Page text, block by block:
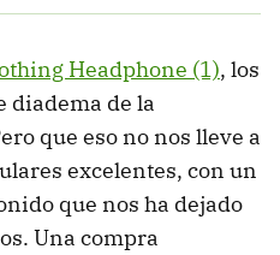
Headphone (1), los
diadema de la
que eso no nos lleve a
excelentes, con un
que nos ha dejado
Una compra